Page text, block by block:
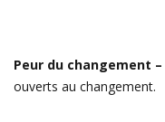
Peur du changement –
ouverts au changement.